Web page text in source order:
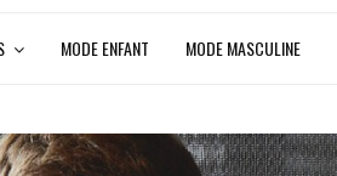
MODE ENFANT MODE MASCULINE